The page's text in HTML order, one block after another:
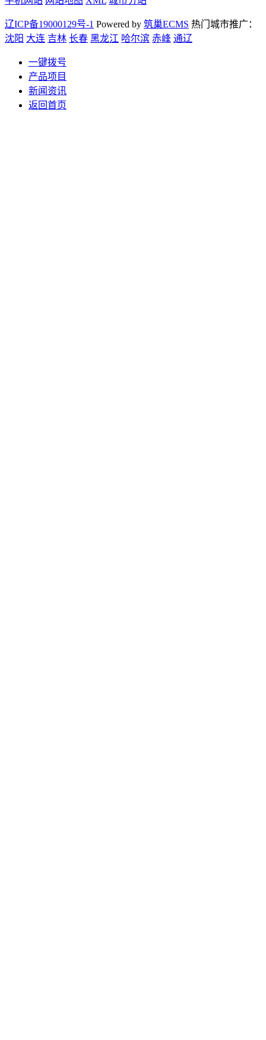
辽ICP备19000129号-1 Powered by 筑巢ECMS 热门城市推广：
沈阳 大连 吉林 长春 黑龙江 哈尔滨 赤峰 通辽
一键拨号
产品项目
新闻资讯
返回首页